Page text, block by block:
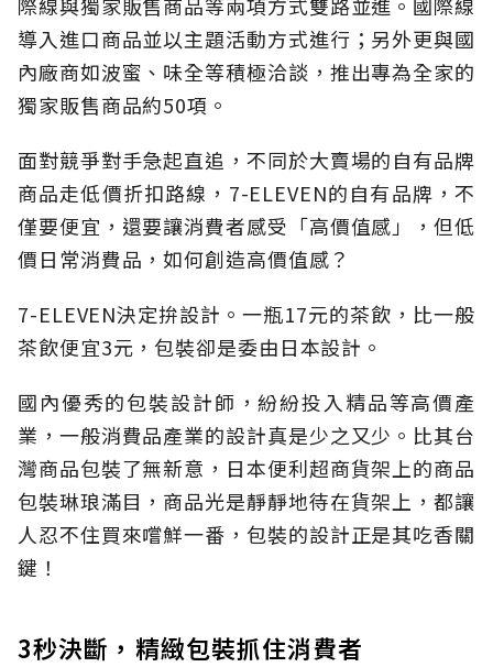
導入進口商品並以主題活動方式進行；另外更與國
內廠商如波蜜、味全等積極洽談，推出專為全家的
獨家販售商品約50項。
面對競爭對手急起直追，不同於大賣場的自有品牌
商品走低價折扣路線，7-ELEVEN的自有品牌，不
僅要便宜，還要讓消費者感受「高價值感」，但低
價日常消費品，如何創造高價值感？
7-ELEVEN決定拚設計。一瓶17元的茶飲，比一般
茶飲便宜3元，包裝卻是委由日本設計。
國內優秀的包裝設計師，紛紛投入精品等高價產
業，一般消費品產業的設計真是少之又少。比其台
灣商品包裝了無新意，日本便利超商貨架上的商品
包裝琳琅滿目，商品光是靜靜地待在貨架上，都讓
人忍不住買來嚐鮮一番，包裝的設計正是其吃香關
鍵！
3秒決斷，精緻包裝抓住消費者